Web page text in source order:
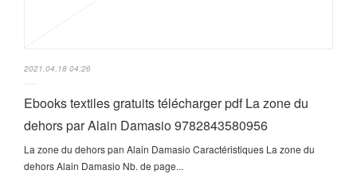
2021.04.18 04:26
Ebooks textiles gratuits télécharger pdf La zone du
dehors par Alain Damasio 9782843580956
La zone du dehors pan Alain Damasio Caractéristiques La zone du
dehors Alain Damasio Nb. de page...